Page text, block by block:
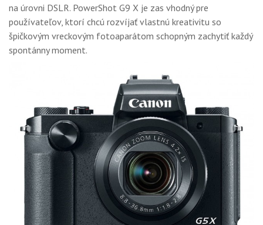
na úrovni DSLR. PowerShot G9 X je zas vhodný pre
používateľov, ktorí chcú rozvíjať vlastnú kreativitu so
špičkovým vreckovým fotoaparátom schopným zachytiť každý
spontánny moment.